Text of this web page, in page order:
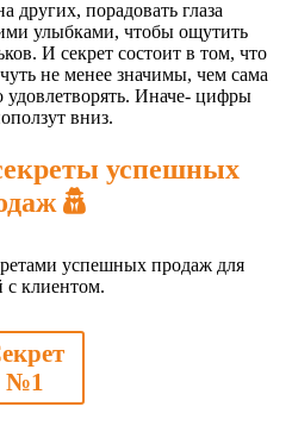
других, порадовать глаза
улыбками, чтобы ощутить
И секрет состоит в том, что
не менее значимы, чем сама
удовлетворять. Иначе- цифры
вниз.
успешных
успешных продаж для
с клиентом.
№1